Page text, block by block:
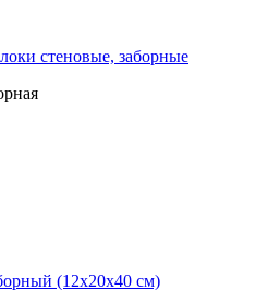
стеновые, заборные